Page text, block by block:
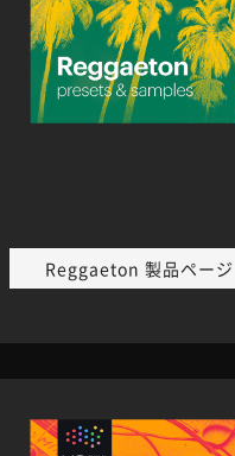
Reggaeton 製品ページ